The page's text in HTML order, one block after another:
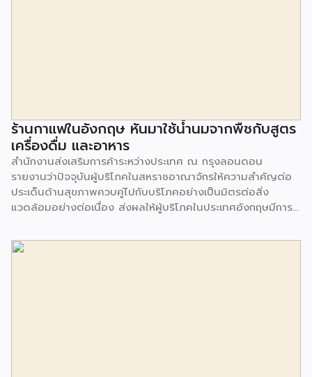
ร้านกาแฟในอังกฤษ หันมาใช้น้ำนมจากพืชกับสูตร
เครื่องดื่ม และอาหาร
สำนักงานส่งเสริมการค้าระหว่างประเทศ ณ กรุงลอนดอน
รายงานว่าปัจจุบันผู้บริโภคในสหราชอาณาจักรให้ความสำคัญต่อ
ประเด็นด้านสุขภาพควบคู่ไปกับบริโภคอย่างเป็นมิตรต่อสิ่ง
แวดล้อมอย่างต่อเนื่อง ส่งผลให้ผู้บริโภคในประเทศอังกฤษมีการ
สัตว์มากขึ้น จากการสำรวจพบว่า 1 ใน 3 ของผู้บริโภคในสหราช
อาณาจักร จะเลือกซื้อน้ำนมจากพืช (Plant milk) แม้จะมีราคาสูง